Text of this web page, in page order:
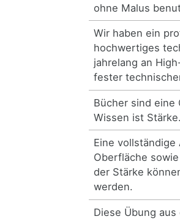
ohne Malus
Wir haben ein
hochwertiges
jahrelang an
fester
Bücher sind eine
Wissen ist Stärke.
Eine
Oberfläche
der Stärke
werden.
Diese Übung aus